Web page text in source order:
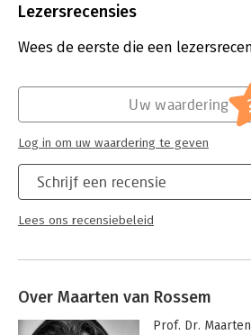
Uitgever:
Verschijningsdatum:
5-3-2024
Mens en
Bestuurskunde
Lezersrecensies
Wees de eerste die een
Schrijf een recensie
Lees ons recensiebeleid
Uw waardering
Log in om uw waardering te geven
Over Maarten van Rossem
Prof. Dr.